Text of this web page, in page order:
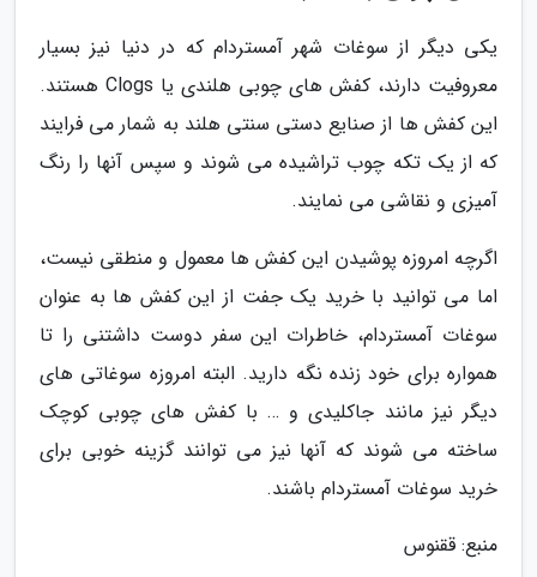
یکی دیگر از سوغات شهر آمستردام که در دنیا نیز بسیار
معروفیت دارند، کفش های چوبی هلندی یا Clogs هستند.
این کفش ها از صنایع دستی سنتی هلند به شمار می فرایند
که از یک تکه چوب تراشیده می شوند و سپس آنها را رنگ
آمیزی و نقاشی می نمایند.
اگرچه امروزه پوشیدن این کفش ها معمول و منطقی نیست،
اما می توانید با خرید یک جفت از این کفش ها به عنوان
سوغات آمستردام، خاطرات این سفر دوست داشتنی را تا
همواره برای خود زنده نگه دارید. البته امروزه سوغاتی های
دیگر نیز مانند جاکلیدی و … با کفش های چوبی کوچک
ساخته می شوند که آنها نیز می توانند گزینه خوبی برای
خرید سوغات آمستردام باشند.
منبع: ققنوس